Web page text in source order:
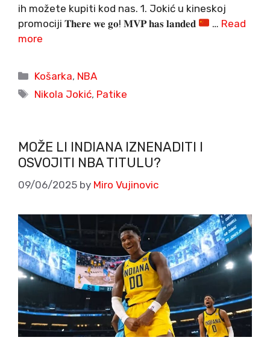
ih možete kupiti kod nas. 1. Jokić u kineskoj
promociji 𝐓𝐡𝐞𝐫𝐞 𝐰𝐞 𝐠𝐨! 𝐌𝐕𝐏 𝐡𝐚𝐬 𝐥𝐚𝐧𝐝𝐞𝐝
… Read
more
Categories
Košarka, NBA
Tags
Nikola Jokić, Patike
MOŽE LI INDIANA IZNENADITI I
OSVOJITI NBA TITULU?
09/06/2025 by Miro Vujinovic